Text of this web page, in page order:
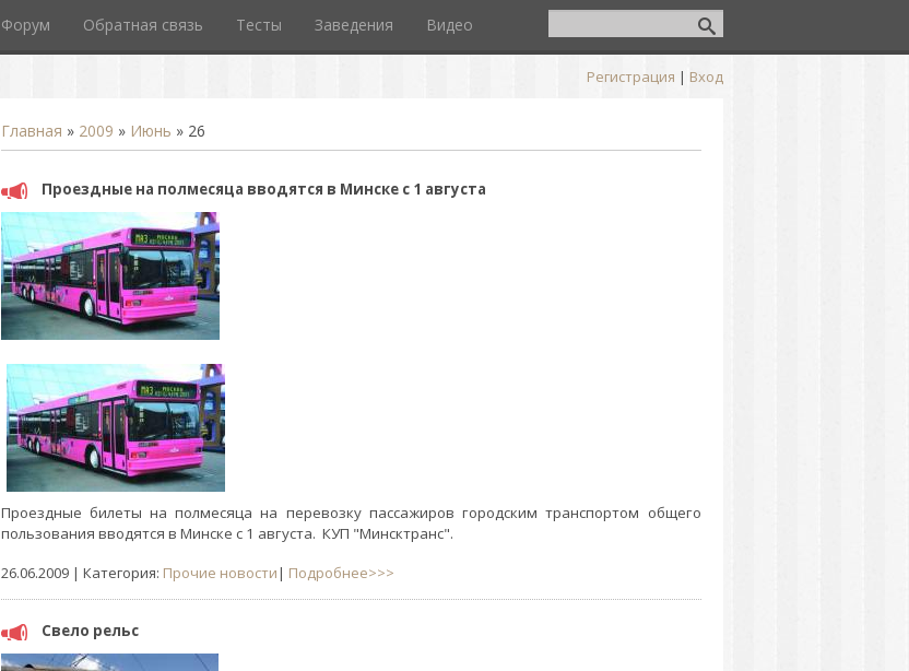
Форум Обратная связь Тесты Заведения Видео
Регистрация | Вход
Главная » 2009 » Июнь » 26
Проездные на полмесяца вводятся в Минске с 1 августа
Проездные билеты на полмесяца на перевозку пассажиров городским транспортом общего
пользования вводятся в Минске с 1 августа. КУП "Минсктранс".
26.06.2009| Категория: Прочие новости| Подробнее>>>
Свело рельс